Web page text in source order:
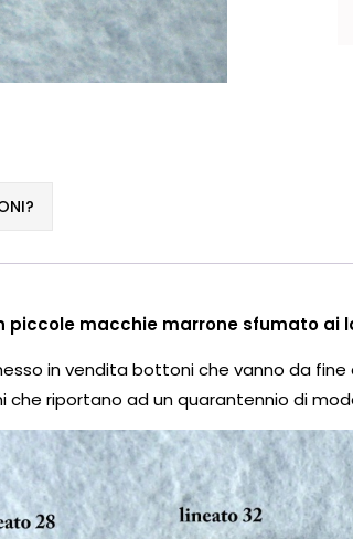
piccole macchie marrone sfumato ai
in vendita bottoni che vanno da
riportano ad un quarantennio di